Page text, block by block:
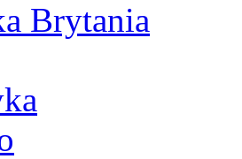
Brytania